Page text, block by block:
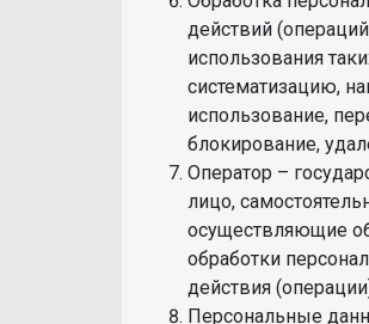
действий
использования
систематизацию,
использование,
блокирование,
Оператор –
лицо,
осуществляющие
обработки
действия
Персональные